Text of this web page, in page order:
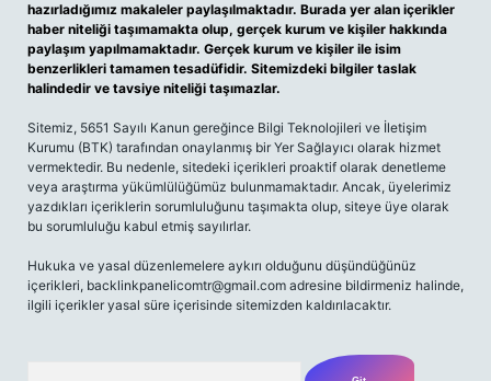
hazırladığımız makaleler paylaşılmaktadır. Burada yer alan içerikler
haber niteliği taşımamakta olup, gerçek kurum ve kişiler hakkında
paylaşım yapılmamaktadır. Gerçek kurum ve kişiler ile isim
benzerlikleri tamamen tesadüfidir. Sitemizdeki bilgiler taslak
halindedir ve tavsiye niteliği taşımazlar.
Sitemiz, 5651 Sayılı Kanun gereğince Bilgi Teknolojileri ve İletişim
Kurumu (BTK) tarafından onaylanmış bir Yer Sağlayıcı olarak hizmet
vermektedir. Bu nedenle, sitedeki içerikleri proaktif olarak denetleme
veya araştırma yükümlülüğümüz bulunmamaktadır. Ancak, üyelerimiz
yazdıkları içeriklerin sorumluluğunu taşımakta olup, siteye üye olarak
bu sorumluluğu kabul etmiş sayılırlar.
Hukuka ve yasal düzenlemelere aykırı olduğunu düşündüğünüz
içerikleri, backlinkpanelicomtr@gmail.com adresine bildirmeniz halinde,
ilgili içerikler yasal süre içerisinde sitemizden kaldırılacaktır.